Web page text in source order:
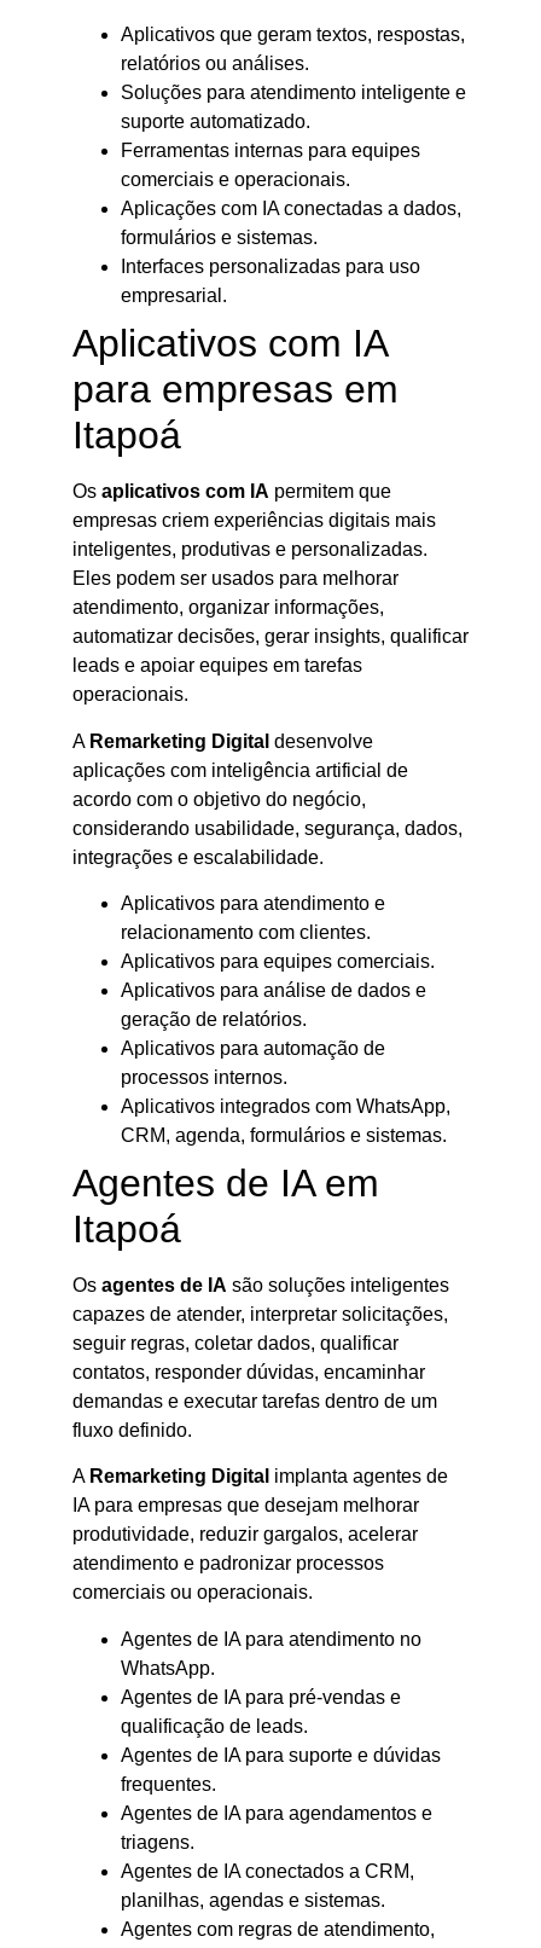
Aplicativos que geram textos, respostas,
relatórios ou análises.
Soluções para atendimento inteligente e
suporte automatizado.
Ferramentas internas para equipes
comerciais e operacionais.
Aplicações com IA conectadas a dados,
formulários e sistemas.
Interfaces personalizadas para uso
empresarial.
Aplicativos com IA
para empresas em
Itapoá
Os aplicativos com IA permitem que
empresas criem experiências digitais mais
inteligentes, produtivas e personalizadas.
Eles podem ser usados para melhorar
atendimento, organizar informações,
automatizar decisões, gerar insights, qualificar
leads e apoiar equipes em tarefas
operacionais.
A Remarketing Digital desenvolve
aplicações com inteligência artificial de
acordo com o objetivo do negócio,
considerando usabilidade, segurança, dados,
integrações e escalabilidade.
Aplicativos para atendimento e
relacionamento com clientes.
Aplicativos para equipes comerciais.
Aplicativos para análise de dados e
geração de relatórios.
Aplicativos para automação de
processos internos.
Aplicativos integrados com WhatsApp,
CRM, agenda, formulários e sistemas.
Agentes de IA em
Itapoá
Os agentes de IA são soluções inteligentes
capazes de atender, interpretar solicitações,
seguir regras, coletar dados, qualificar
contatos, responder dúvidas, encaminhar
demandas e executar tarefas dentro de um
fluxo definido.
A Remarketing Digital implanta agentes de
IA para empresas que desejam melhorar
produtividade, reduzir gargalos, acelerar
atendimento e padronizar processos
comerciais ou operacionais.
Agentes de IA para atendimento no
WhatsApp.
Agentes de IA para pré-vendas e
qualificação de leads.
Agentes de IA para suporte e dúvidas
frequentes.
Agentes de IA para agendamentos e
triagens.
Agentes de IA conectados a CRM,
planilhas, agendas e sistemas.
Agentes com regras de atendimento,